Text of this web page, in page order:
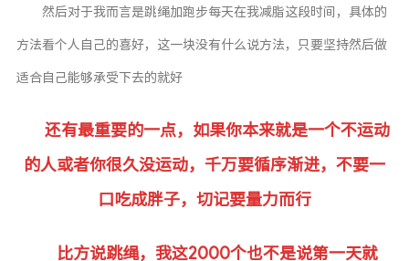
然后对于我而言是跳绳加跑步每天在我减脂这段时间，具体的
方法看个人自己的喜好，这一块没有什么说方法，只要坚持然后做
适合自己能够承受下去的就好
还有最重要的一点，如果你本来就是一个不运动
的人或者你很久没运动，千万要循序渐进，不要一
口吃成胖子，切记要量力而行
比方说跳绳，我这2000个也不是说第一天就